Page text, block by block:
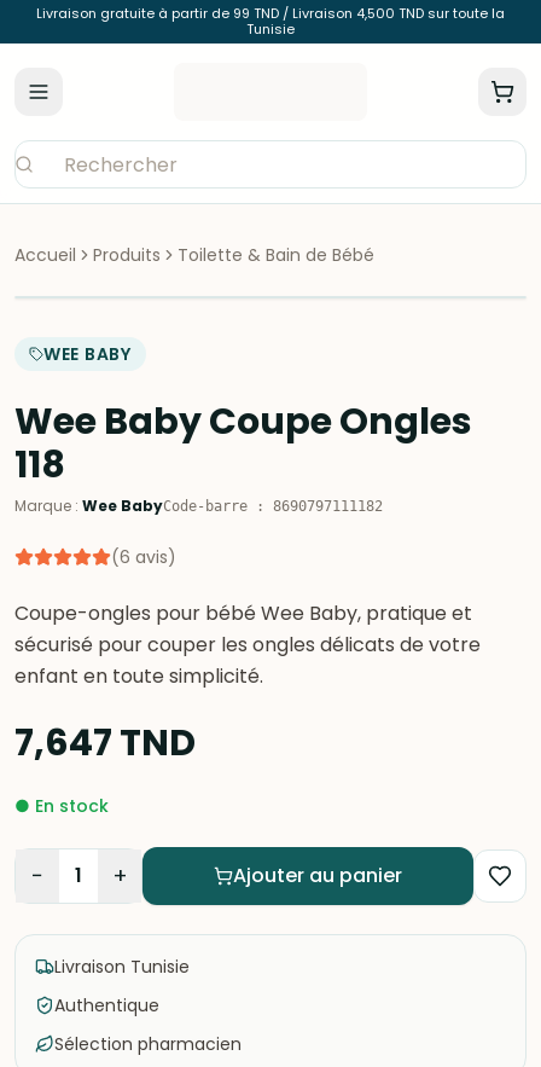
Livraison gratuite à partir de 99 TND / Livraison 4,500 TND sur toute la
Tunisie
Accueil Produits Toilette & Bain de Bébé
WEE BABY
Wee Baby Coupe Ongles
118
Marque : Wee BabyCode-barre : 8690797111182
(6 avis)
Coupe-ongles pour bébé Wee Baby, pratique et
sécurisé pour couper les ongles délicats de votre
enfant en toute simplicité.
7,647TND
● En stock
− 1 + Ajouter au panier
Livraison Tunisie
Authentique
Sélection pharmacien